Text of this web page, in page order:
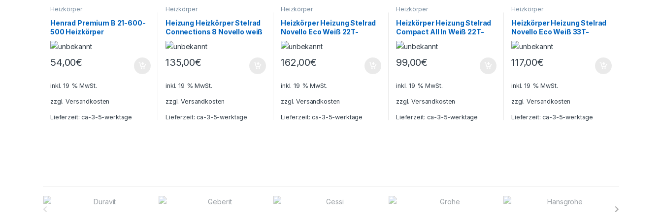
Heizkörper
Henrad Premium B 21-600-
500 Heizkörper
54,00€
inkl. 19 % MwSt.
zzgl.Versandkosten
Lieferzeit:ca-3-5-werktage
Heizkörper
Heizung Heizkörper Stelrad
Connections 8 Novello weiß
22T-900H-900L
135,00€
inkl. 19 % MwSt.
zzgl.Versandkosten
Lieferzeit:ca-3-5-werktage
Heizkörper
Heizkörper Heizung Stelrad
Novello Eco Weiß 22T-
400H-1800L bis 10%Energie
sparen
162,00€
inkl. 19 % MwSt.
zzgl.Versandkosten
Lieferzeit:ca-3-5-werktage
Heizkörper
Heizkörper Heizung Stelrad
Compact All In Weiß 22T-
900H-900L
99,00€
inkl. 19 % MwSt.
zzgl.Versandkosten
Lieferzeit:ca-3-5-werktage
Heizkörper
Heizkörper Heizung Stelrad
Novello Eco Weiß 33T-
900H-700L bis 10%Energie
sparen
117,00€
inkl. 19 % MwSt.
zzgl.Versandkosten
Lieferzeit:ca-3-5-werktage